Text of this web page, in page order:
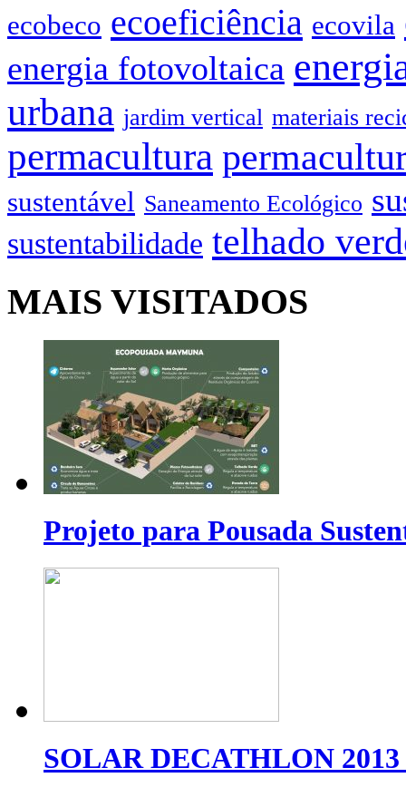
ecobeco ecoeficiência ecovila
energia fotovoltaica
urbana jardim vertical materiais
permacultura
sustentável Saneamento Ecológico
sustentabilidade telhado
MAIS VISITADOS
Projeto para Pousada
SOLAR DECATHLON